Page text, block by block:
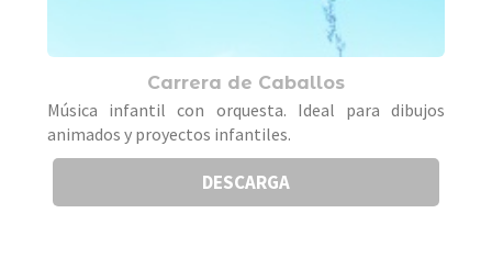
Carrera de Caballos
Música infantil con orquesta. Ideal para dibujos
animados y proyectos infantiles.
DESCARGA